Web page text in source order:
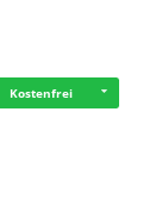
Kostenfrei